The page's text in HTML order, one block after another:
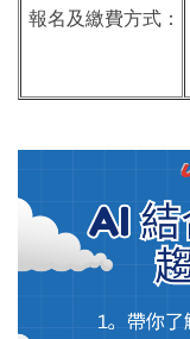
報名及繳費方式：